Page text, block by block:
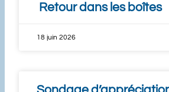
Retour dans les boîtes
18 juin 2026